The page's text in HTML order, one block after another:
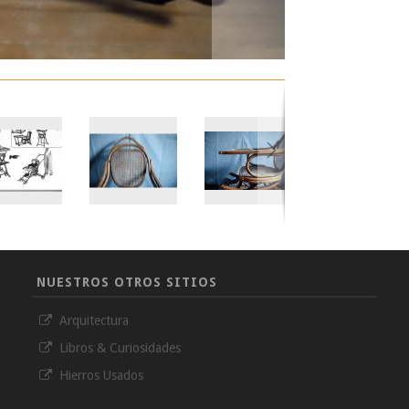
NUESTROS OTROS SITIOS
Arquitectura
Libros & Curiosidades
Hierros Usados